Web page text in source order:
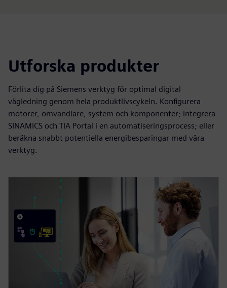
Utforska produkter
Förlita dig på Siemens verktyg för optimal digital
vägledning genom hela produktlivscykeln. Konfigurera
motorer, omvandlare, system och komponenter; integrera
SINAMICS och TIA Portal i en automatiseringsprocess; eller
beräkna snabbt potentiella energibesparingar med våra
verktyg.